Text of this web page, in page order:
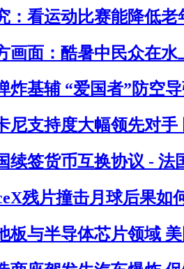
：看运动比赛能降低
画面：酷暑中民众在
炸基辅 “爱国者”防空
尼支持度大幅领先对
续签货币互换协议 - 法
残片撞击月球后果如
板与半导体芯片领域